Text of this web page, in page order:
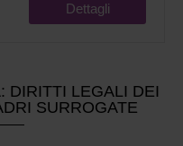
Dettagli
DIRITTI LEGALI DEI
SURROGATE